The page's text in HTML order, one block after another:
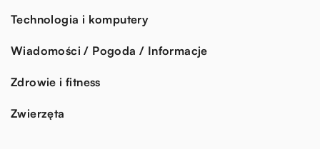
Technologia i komputery
Wiadomości / Pogoda / Informacje
Zdrowie i fitness
Zwierzęta